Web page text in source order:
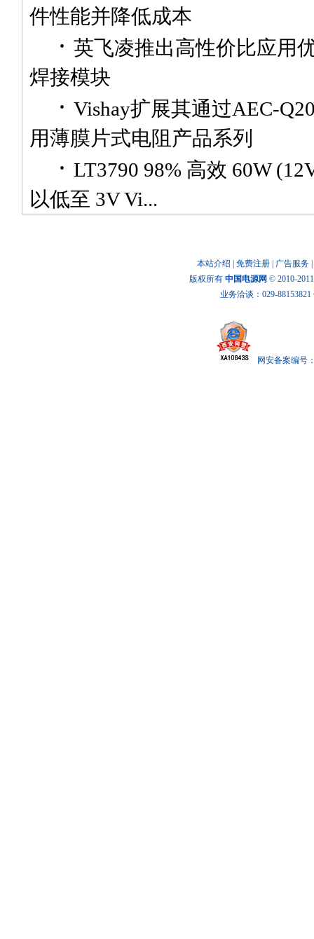
件性能并降低成本
· 英飞凌推出高性价比应用
焊接模块
· Vishay扩展其通过AEC-
用薄膜片式电阻产品系列
· LT3790 98% 高效 60W
以低至 3V Vi...
本站介绍 免费注册 广告服务
版权所有 中国电源网 © 2010-
业务洽谈：029-
网安备案编号